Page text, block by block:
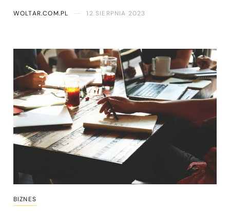
WOLTAR.COM.PL 12 SIERPNIA 2023
BIZNES